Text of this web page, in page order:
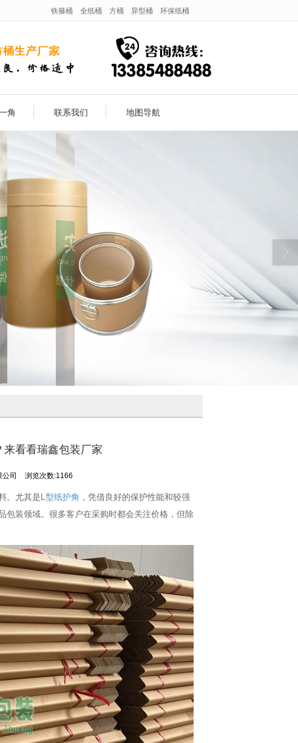
铁箍桶 全纸桶 方桶 异型桶 环保纸桶
角 联系我们 地图导航
看看瑞鑫包装厂家
司 浏览次数:1166
。尤其是L型纸护角 ，凭借良好的保护性能和较强
包装领域。很多客户在采购时都会关注价格，但除